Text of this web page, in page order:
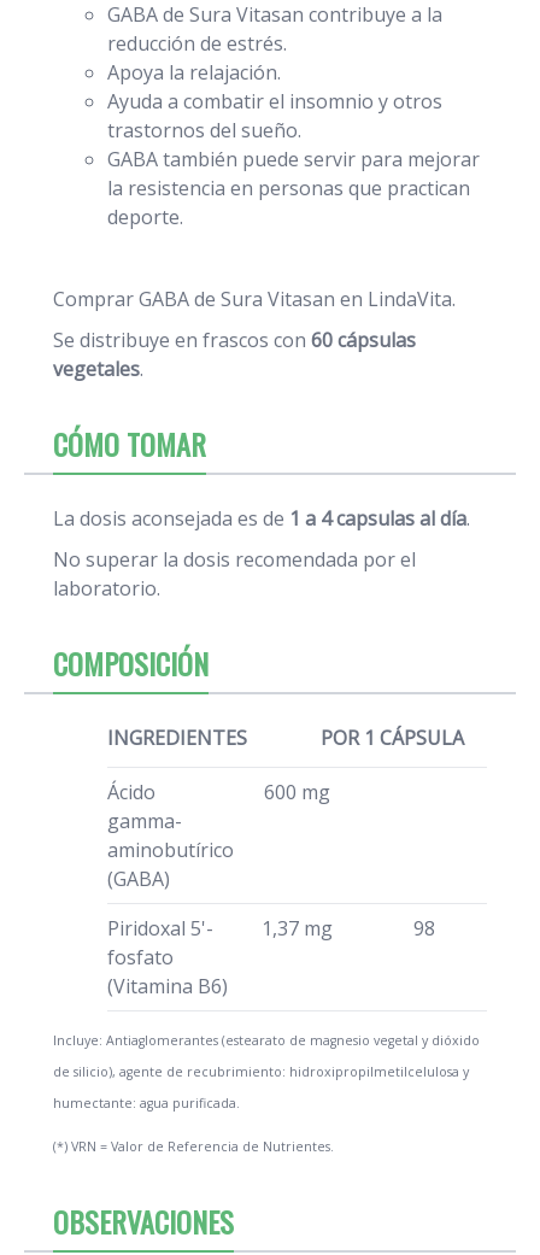
GABA de Sura Vitasan contribuye a la
reducción de estrés.
Apoya la relajación.
Ayuda a combatir el insomnio y otros
trastornos del sueño.
GABA también puede servir para mejorar
la resistencia en personas que practican
deporte.
Comprar GABA de Sura Vitasan en LindaVita.
Se distribuye en frascos con 60 cápsulas
vegetales.
CÓMO TOMAR
La dosis aconsejada es de 1 a 4 capsulas al día.
No superar la dosis recomendada por el
laboratorio.
COMPOSICIÓN
INGREDIENTES POR 1 CÁPSULA
Ácido
gamma-
aminobutírico
(GABA)
600 mg
Piridoxal 5'-
fosfato
(Vitamina B6)
1,37 mg 98
Incluye: Antiaglomerantes (estearato de magnesio vegetal y dióxido
de silicio), agente de recubrimiento: hidroxipropilmetilcelulosa y
humectante: agua purificada.
(*) VRN = Valor de Referencia de Nutrientes.
OBSERVACIONES